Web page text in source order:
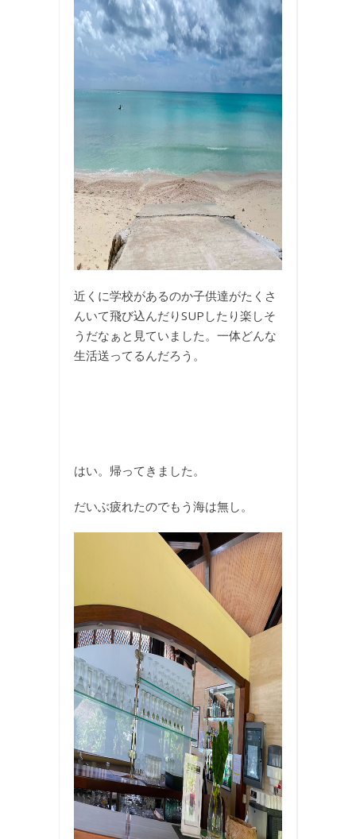
近くに学校があるのか子供達がたくさ
んいて飛び込んだりSUPしたり楽しそ
うだなぁと見ていました。一体どんな
生活送ってるんだろう。
はい。帰ってきました。
だいぶ疲れたのでもう海は無し。